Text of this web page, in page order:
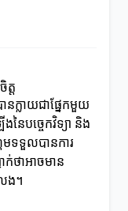
ត
នក្លាយជាផ្នែកមួយ
ៃបច្ចេកវិទ្យា និង
មទទួលបានការ
ក់ថាអាចមាន
ង។